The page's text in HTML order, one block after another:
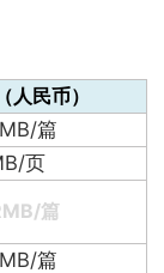
人民币）
篇
页
篇
篇